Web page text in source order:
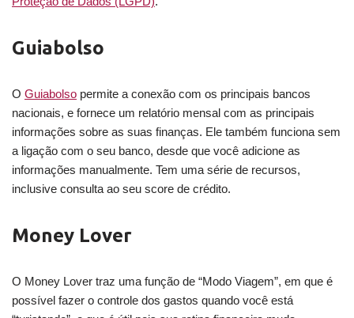
Guiabolso
O Guiabolso permite a conexão com os principais bancos
nacionais, e fornece um relatório mensal com as principais
informações sobre as suas finanças. Ele também funciona sem
a ligação com o seu banco, desde que você adicione as
informações manualmente. Tem uma série de recursos,
inclusive consulta ao seu score de crédito.
Money Lover
O Money Lover traz uma função de “Modo Viagem”, em que é
possível fazer o controle dos gastos quando você está